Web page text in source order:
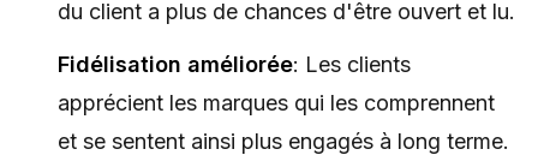
du client a plus de chances d'être ouvert et lu.
Fidélisation améliorée: Les clients
apprécient les marques qui les comprennent
et se sentent ainsi plus engagés à long terme.